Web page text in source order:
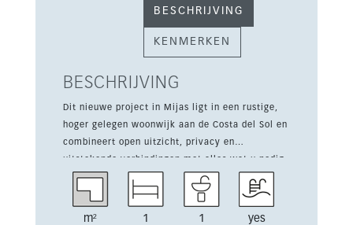
BESCHRIJVING
KENMERKEN
BESCHRIJVING
Dit nieuwe project in Mijas ligt in een rustige,
hoger gelegen woonwijk aan de Costa del Sol en
combineert open uitzicht, privacy en
uitstekende verbindingen met alles wat u nodig
heeft. De ligging is dicht bij de kust, golfbanen,
jachthavens, voorzieningen en winkelcentra en
m² 1 1 yes